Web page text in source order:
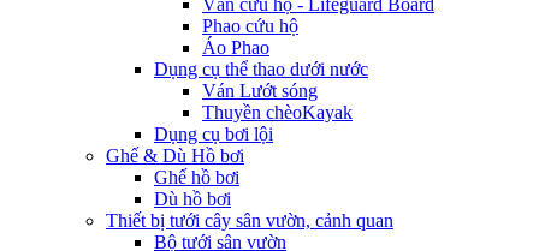
Ván cứu hộ - Lifeguard Board
Phao cứu hộ
Áo Phao
Dụng cụ thể thao dưới nước
Ván Lướt sóng
Thuyền chèoKayak
Dụng cụ bơi lội
Ghế & Dù Hồ bơi
Ghế hồ bơi
Dù hồ bơi
Thiết bị tưới cây sân vườn, cảnh quan
Bộ tưới sân vườn